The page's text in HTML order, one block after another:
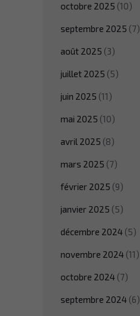
octobre 2025 (10)
septembre 2025 (7)
août 2025 (3)
juillet 2025 (5)
juin 2025 (11)
mai 2025 (10)
avril 2025 (8)
mars 2025 (7)
février 2025 (9)
janvier 2025 (5)
décembre 2024(5)
novembre 2024(11)
octobre 2024(7)
septembre 2024(6)